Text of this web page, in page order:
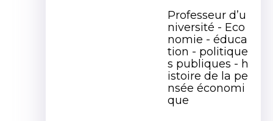
Professeur d’u
niversité - Eco
nomie - éduca
tion - politique
s publiques - h
istoire de la pe
nsée économi
que